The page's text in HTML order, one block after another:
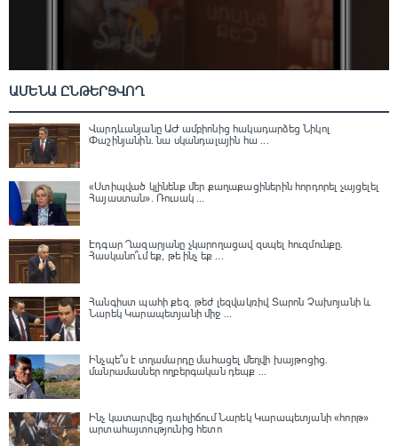
ԱՄԵՆԱ ԸՆԹԵՐՑՎՈՂ
Վարդևանյանը ԱԺ ամբիոնից հակադարձեց Նիկոլ
Փաշինյանին․ նա սկանդալային հա ...
«Ստիպված կլինենք մեր քաղաքացիներին հորդորել չայցելել
Հայաստան»․ Ռուսակ ...
Էդգար Ղազարյանը չկարողացավ զսպել հուզմունքը.
Հասկանո՞ւմ եք, թե ինչ եք ...
Հանգիստ պահի քեզ. թեժ լեզվակռիվ Տարոն Չախոյանի և
Նարեկ Կարապետյանի միջ ...
Ինչպե՞ս է տղամարդը մահացել մեղվի խայթոցից.
մանրամասներ ողբերգական դեպք ...
Ինչ կատարվեց դահլիճում Նարեկ Կարապետյանի «հորթ»
արտահայտությունից հետո